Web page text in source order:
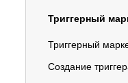
Триггерный
Триггерный
Создание